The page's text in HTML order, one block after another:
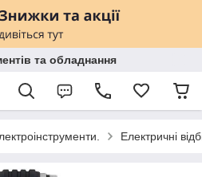
та обладнання
Електричні